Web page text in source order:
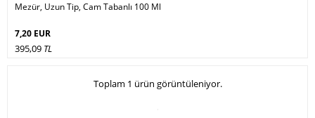
Mezür, Uzun Tip, Cam Tabanlı 100 Ml
7,20 EUR
395,09 TL
Toplam 1 ürün görüntüleniyor.